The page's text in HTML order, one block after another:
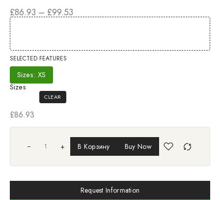
£86.93 – £99.53
SELECTED FEATURES
Sizes: XS
Sizes
CLEAR
£86.93
+ В Корзину Buy Now
Request Information